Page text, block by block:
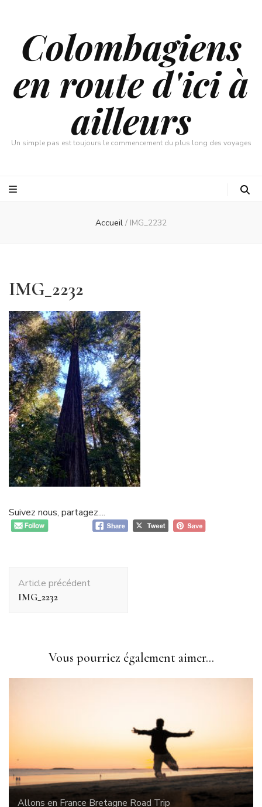
Colombagiens
en route d'ici à
ailleurs
Un simple pas est toujours le commencement du plus long des voyages
Accueil / IMG_2232
IMG_2232
Suivez nous, partagez....
d'article
Article précédent
IMG_2232
Vous pourriez également aimer...
Allons en France Bretagne Road Trip